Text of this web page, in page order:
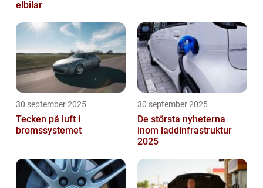
elbilar
30 september 2025
Tecken på luft i
bromssystemet
30 september 2025
De största nyheterna
inom laddinfrastruktur
2025